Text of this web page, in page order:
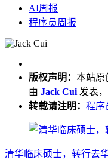
AI周报
程序员周报
版权声明： 本站原
由 Jack Cui 发表，
转载请注明： 程序
清华临床硕士，转行去